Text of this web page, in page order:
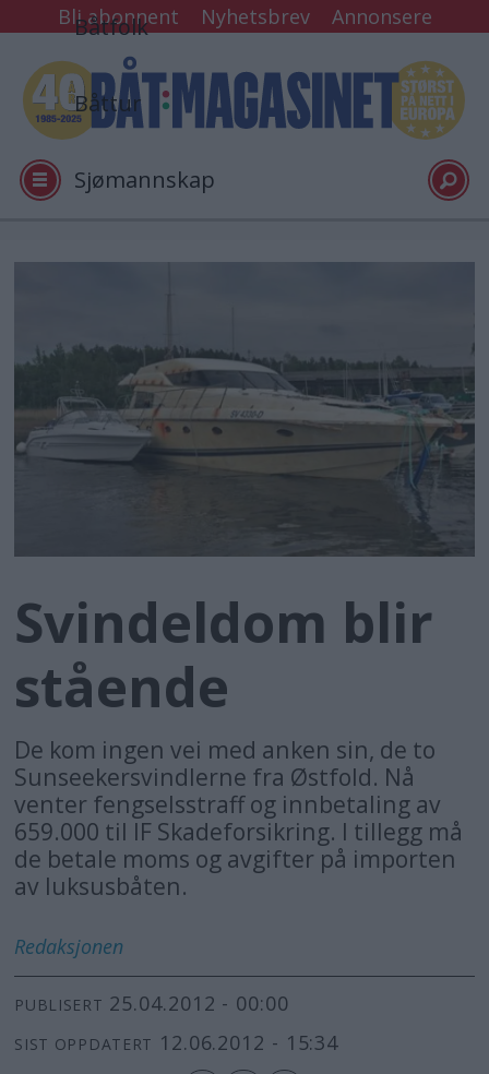
Bli abonnent Nyhetsbrev Annonsere
Båtfolk
Båttur
Sjømannskap
Tester
Video
Svindeldom blir
stående
De kom ingen vei med anken sin, de to
Sunseekersvindlerne fra Østfold. Nå
venter fengselsstraff og innbetaling av
659.000 til IF Skadeforsikring. I tillegg må
de betale moms og avgifter på importen
av luksusbåten.
Redaksjonen
PUBLISERT 25.04.2012 - 00:00
SIST OPPDATERT 12.06.2012 - 15:34